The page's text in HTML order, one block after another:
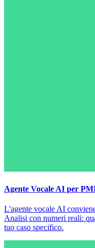
Agente Vocale AI per
L'agente vocale AI
Analisi con numeri reali:
tuo caso specifico.